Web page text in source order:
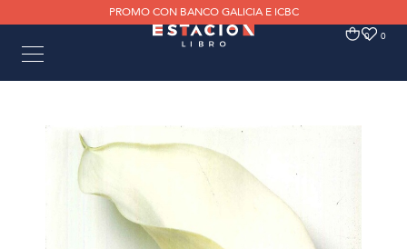
PROMO CON BANCO GALICIA E ICBC
0 0